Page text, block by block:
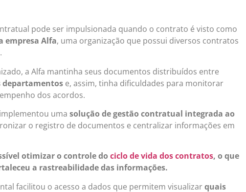
pode ser impulsionada quando o contrato é visto como
empresa Alfa, uma organização que possui diversos contratos
a Alfa mantinha seus documentos distribuídos entre
departamentos e, assim, tinha dificuldades para monitorar
dos acordos.
uma solução de gestão contratual integrada ao
o registro de documentos e centralizar informações em
otimizar o controle do ciclo de vida dos contratos, o que
a rastreabilidade das informações.
facilitou o acesso a dados que permitem visualizarquais